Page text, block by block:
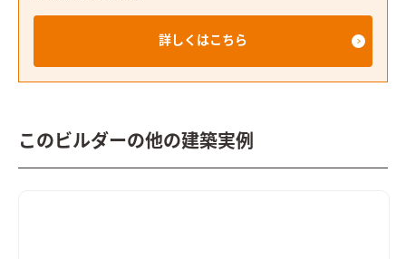
詳しくはこちら
このビルダーの他の建築実例